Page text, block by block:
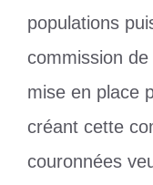
populations
commission
mise en place
créant cette
couronnées